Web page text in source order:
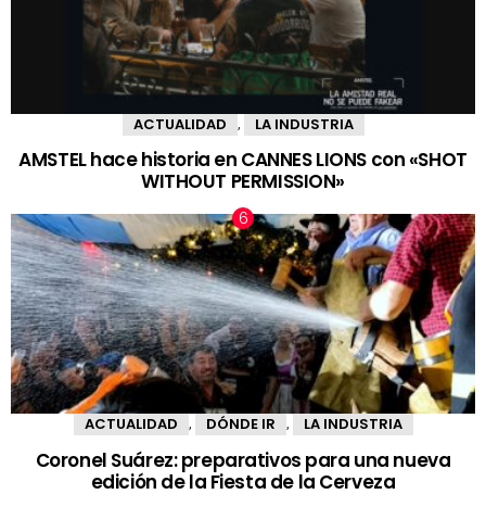
ACTUALIDAD , LA INDUSTRIA
AMSTEL hace historia en CANNES LIONS con «SHOT
WITHOUT PERMISSION»
ACTUALIDAD , DÓNDE IR , LA INDUSTRIA
Coronel Suárez: preparativos para una nueva
edición de la Fiesta de la Cerveza